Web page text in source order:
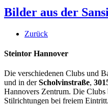
Bilder aus der
Zurück
Steintor Hannover
Die verschiedenen Clubs und
und in derScholvinstraße,
Hannovers Zentrum. Die
Stilrichtungen bei freiem Eintritt.